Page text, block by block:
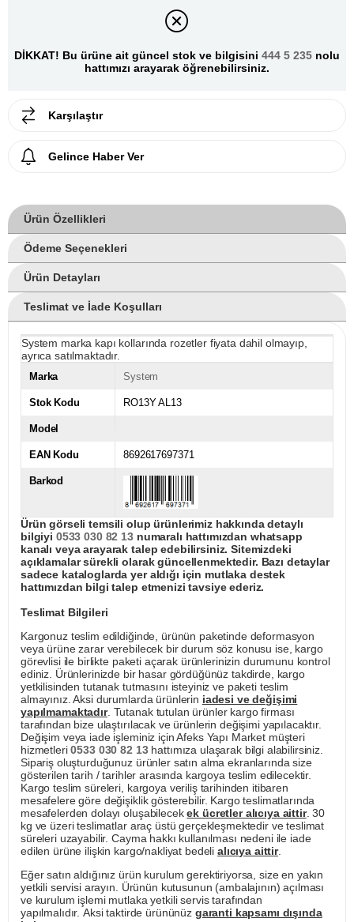
DİKKAT! Bu ürüne ait güncel stok ve bilgisini 444 5 235 nolu
hattımızı arayarak öğrenebilirsiniz.
Karşılaştır
Gelince Haber Ver
Ürün Özellikleri
Ödeme Seçenekleri
Ürün Detayları
Teslimat ve İade Koşulları
System marka kapı kollarında rozetler fiyata dahil olmayıp,
ayrıca satılmaktadır.
Marka System
Stok Kodu RO13Y AL13
Model
EAN Kodu 8692617697371
Barkod
Ürün görseli temsili olup ürünlerimiz hakkında detaylı
bilgiyi 0533 030 82 13numaralı hattımızdan whatsapp
kanalı veya arayarak talep edebilirsiniz. Sitemizdeki
açıklamalar sürekli olarak güncellenmektedir. Bazı detaylar
sadece kataloglarda yer aldığı için mutlaka destek
hattımızdan bilgi talep etmenizi tavsiye ederiz.
Teslimat Bilgileri
Kargonuz teslim edildiğinde, ürünün paketinde deformasyon
veya ürüne zarar verebilecek bir durum söz konusu ise, kargo
görevlisi ile birlikte paketi açarak ürünlerinizin durumunu kontrol
ediniz. Ürünlerinizde bir hasar gördüğünüz takdirde, kargo
yetkilisinden tutanak tutmasını isteyiniz ve paketi teslim
almayınız. Aksi durumlarda ürünlerin iadesi ve değişimi
yapılmamaktadır. Tutanak tutulan ürünler kargo firması
tarafından bize ulaştırılacak ve ürünlerin değişimi yapılacaktır.
Değişim veya iade işleminiz için Afeks Yapı Market müşteri
hizmetleri0533 030 82 13hattımıza ulaşarak bilgi alabilirsiniz.
Sipariş oluşturduğunuz ürünler satın alma ekranlarında size
gösterilen tarih / tarihler arasında kargoya teslim edilecektir.
Kargo teslim süreleri, kargoya veriliş tarihinden itibaren
mesafelere göre değişiklik gösterebilir. Kargo teslimatlarında
mesafelerden dolayı oluşabilecekek ücretler alıcıya aittir. 30
kg ve üzeri teslimatlar araç üstü gerçekleşmektedir ve teslimat
süreleri uzayabilir. Cayma hakkı kullanılması nedeni ile iade
edilen ürüne ilişkin kargo/nakliyat bedeli alıcıya aittir.
Eğer satın aldığınız ürün kurulum gerektiriyorsa, size en yakın
yetkili servisi arayın. Ürünün kutusunun (ambalajının) açılması
ve kurulum işlemi mutlaka yetkili servis tarafından
yapılmalıdır. Aksi taktirde ürününüz garanti kapsamı dışında